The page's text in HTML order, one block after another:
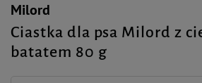
Milord
Ciastka dla psa Milord z
batatem 80 g